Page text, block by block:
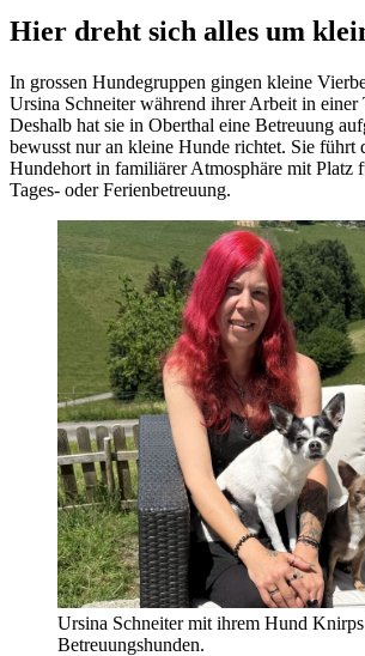
Hier dreht sich alles um
In grossen Hundegruppen gingen kleine
Ursina Schneiter während ihrer Arbeit in einer
Deshalb hat sie in Oberthal eine Betreuung
bewusst nur an kleine Hunde richtet. Sie führt
Hundehort in familiärer Atmosphäre mit Platz
Tages- oder Ferienbetreuung.
Ursina Schneiter mit ihrem Hund
Betreuungshunden.